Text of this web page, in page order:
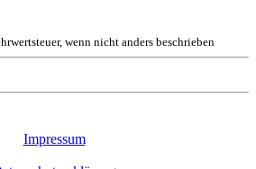
wenn nicht anders beschrieben
Impressum